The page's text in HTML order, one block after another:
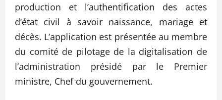
production et l’authentification des actes
d’état civil à savoir naissance, mariage et
décès. L’application est présentée au membre
du comité de pilotage de la digitalisation de
l’administration présidé par le Premier
ministre, Chef du gouvernement.